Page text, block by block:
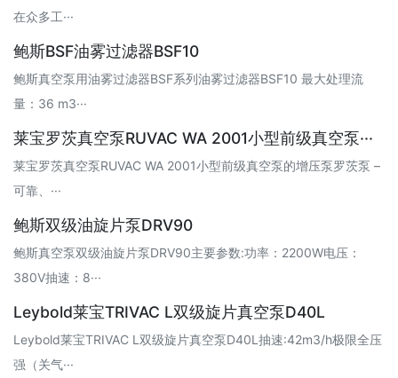
在众多工···
鲍斯BSF油雾过滤器BSF10
鲍斯真空泵用油雾过滤器BSF系列油雾过滤器BSF10 最大处理流
量：36 m3···
莱宝罗茨真空泵RUVAC WA 2001小型前级真空泵···
莱宝罗茨真空泵RUVAC WA 2001小型前级真空泵的增压泵罗茨泵 –
可靠、···
鲍斯双级油旋片泵DRV90
鲍斯真空泵双级油旋片泵DRV90主要参数:功率：2200W电压：
380V抽速：8···
Leybold莱宝TRIVAC L双级旋片真空泵D40L
Leybold莱宝TRIVAC L双级旋片真空泵D40L抽速:42m3/h极限全压
强（关气···